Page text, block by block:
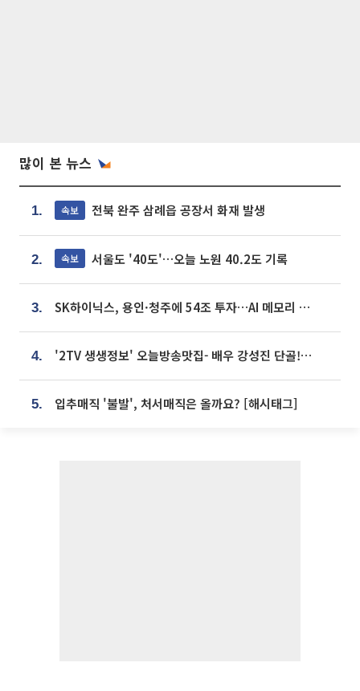
많이 본 뉴스
1. 속보 전북 완주 삼례읍 공장서 화재 발생
2. 속보 서울도 '40도'…오늘 노원 40.2도 기록
3. SK하이닉스, 용인·청주에 54조 투자…AI 메모리 생산기지 키운다
4. '2TV 생생정보' 오늘방송맛집- 배우 강성진 단골! 쌀국수ㆍ푸팟퐁 커리 맛집 '블○○○'
5. 입추매직 '불발', 처서매직은 올까요? [해시태그]